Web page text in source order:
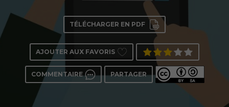
TÉLÉCHARGER EN PDF
AJOUTER AUX FAVORIS
COMMENTAIRE PARTAGER